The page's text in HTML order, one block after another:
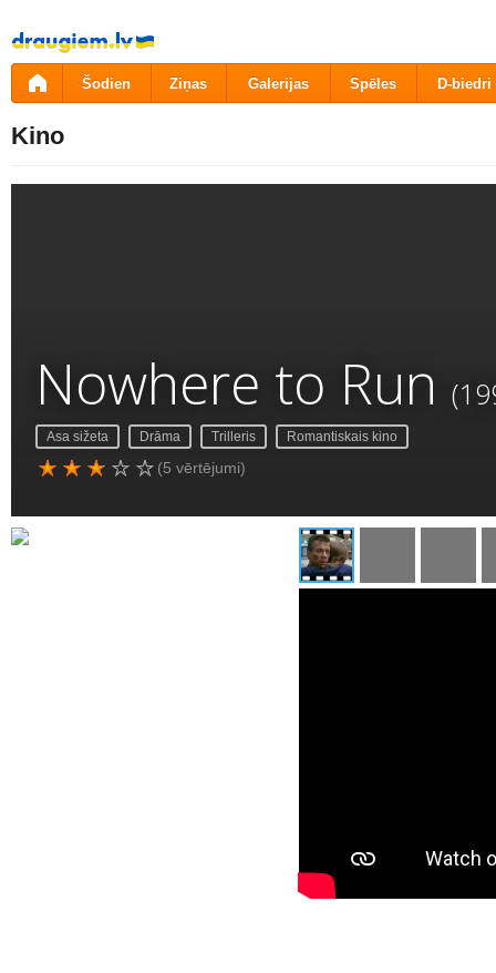
Pāriet
uz
saturu
Šodien Ziņas Galerijas Spēles D-biedri
Kino
Nowhere to Run
Asa sižeta Drāma Trilleris Romantiskais kino
(5 vērtējumi)